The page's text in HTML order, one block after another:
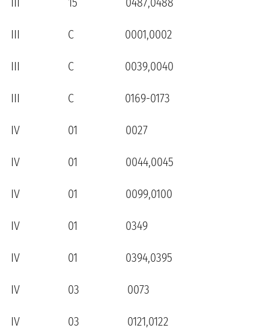
III C 0001,0002
III C 0039,0040
III C 0169-0173
IV 01 0027
IV 01 0044,0045
IV 01 0099,0100
IV 01 0349
IV 01 0394,0395
IV 03 0073
IV 03 0121,0122